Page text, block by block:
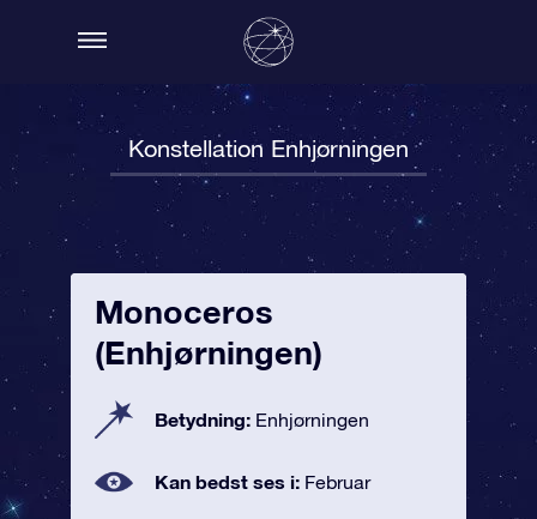
Konstellation Enhjørningen
Monoceros
(Enhjørningen)
Betydning: Enhjørningen
Kan bedst ses i: Februar